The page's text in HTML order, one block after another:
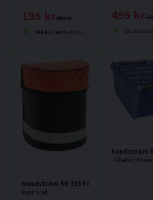
269 kr
195 kr
Skickas normalt inom 2-5 dagar
495 kr
Skickas normalt
Inkl Batt & Laddare
Sundström SR 339 Förvaringsväska
Reservdel.
Sundström
Tillbehör/